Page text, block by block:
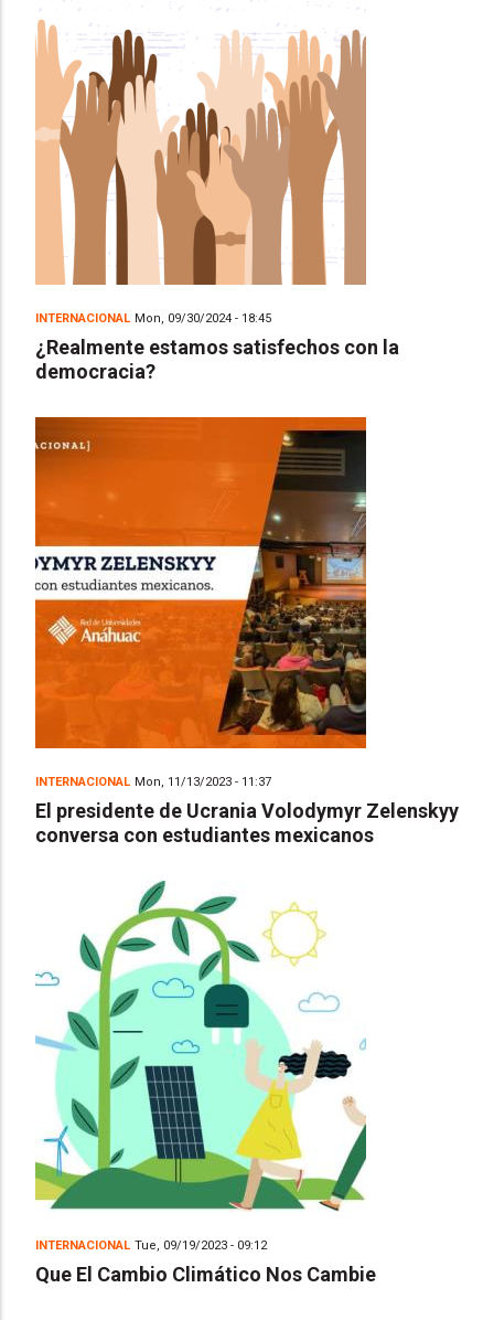
INTERNACIONAL Mon, 09/30/2024 - 18:45
¿Realmente estamos satisfechos con la
democracia?
INTERNACIONAL Mon, 11/13/2023 - 11:37
El presidente de Ucrania Volodymyr Zelenskyy
conversa con estudiantes mexicanos
INTERNACIONAL Tue, 09/19/2023 - 09:12
Que El Cambio Climático Nos Cambie